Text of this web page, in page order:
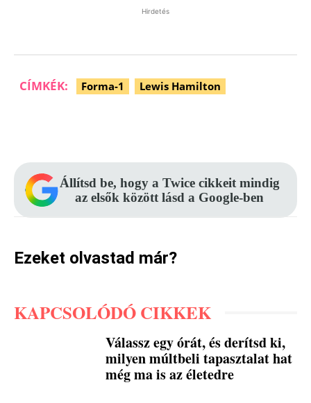
Hirdetés
CÍMKÉK: Forma-1 Lewis Hamilton
Állítsd be, hogy a Twice cikkeit mindig
az elsők között lásd a Google-ben
Ezeket olvastad már?
KAPCSOLÓDÓ CIKKEK
Válassz egy órát, és derítsd ki,
milyen múltbeli tapasztalat hat
még ma is az életedre